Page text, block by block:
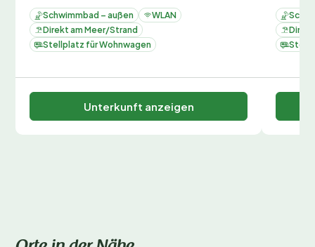
Schwimmbad – außen
WLAN
Direkt am Meer/Strand
Stellplatz für Wohnwagen
Unterkunft anzeigen